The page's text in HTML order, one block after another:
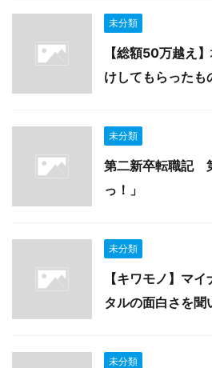
未分類
【総額50万越え
けしてもらったも
未分類
第二新卒転職記
っ！」
未分類
【キワモノ】マ
タルの面白さを聞
未分類